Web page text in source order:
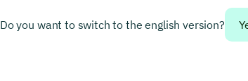
Do you want to switch to the english version?